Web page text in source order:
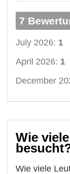
7
July 2026: 1
April 2026: 1
December
Wie
Wie viele